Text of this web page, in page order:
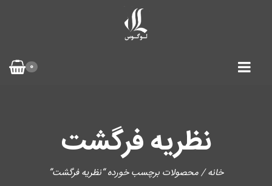
0
نظریه فرگشت
خانه/ محصولات برچسب خورده “نظریه فرگشت”